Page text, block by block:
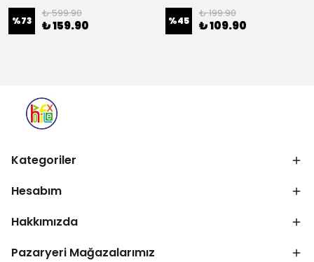
%73
₺ 599.90
₺ 159.90 %45
₺ 199.90
₺ 109.90
Kategoriler
Hesabım
Hakkımızda
Pazaryeri Mağazalarımız